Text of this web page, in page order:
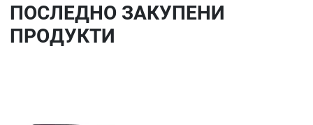
ПОСЛЕДНO ЗАКУПЕНИ
ПРОДУКТИ